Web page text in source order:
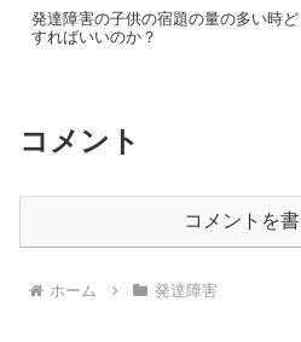
発達障害の子供の宿題の量の多い時ど
すればいいのか？
コメント
コメントを
ホーム 発達障害